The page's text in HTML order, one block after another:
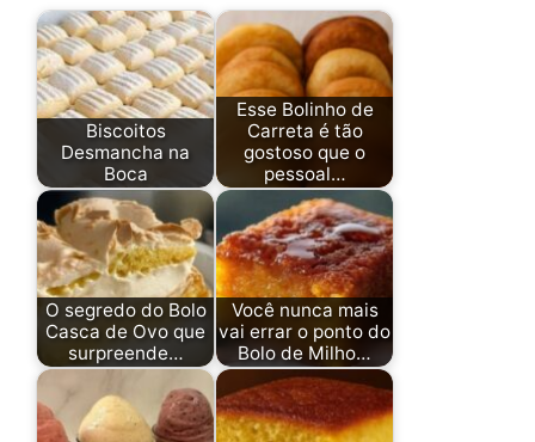
Biscoitos
Desmancha na
Boca
Esse Bolinho de
Carreta é tão
gostoso que o
pessoal…
O segredo do Bolo
Casca de Ovo que
surpreende…
Você nunca mais
vai errar o ponto do
Bolo de Milho…